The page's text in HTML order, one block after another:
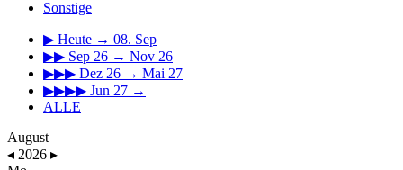
Sonstige
▶ Heute → 08. Sep
▶▶ Sep 26 → Nov 26
▶▶▶ Dez 26 → Mai 27
▶▶▶▶ Jun 27 →
ALLE
August
◂ 2026 ▸